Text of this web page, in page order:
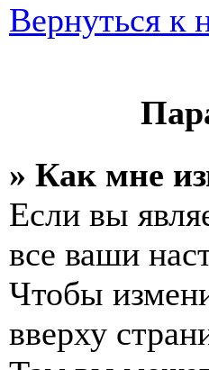
Вернуться к
» Как мне
Если вы
все ваши
Чтобы
вверху